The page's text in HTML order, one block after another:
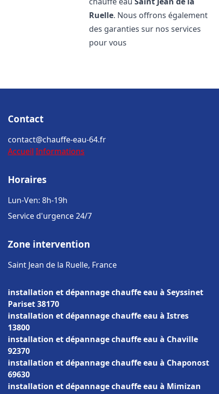
Ruelle. Nous offrons également
des garanties sur nos services
pour vous
Contact
contact@chauffe-eau-64.fr
Accueil Informations
Horaires
Lun-Ven: 8h-19h
Service d'urgence 24/7
Zone intervention
Saint Jean de la Ruelle, France
installation et dépannage chauffe eau à Seyssinet
Pariset 38170
installation et dépannage chauffe eau à Istres
13800
installation et dépannage chauffe eau à Chaville
92370
installation et dépannage chauffe eau à Chaponost
69630
installation et dépannage chauffe eau à Mimizan